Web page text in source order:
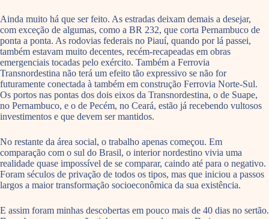
Ainda muito há que ser feito. As estradas deixam demais a desejar,
com exceção de algumas, como a BR 232, que corta Pernambuco de
ponta a ponta. As rodovias federais no Piauí, quando por lá passei,
também estavam muito decentes, recém-recapeadas em obras
emergenciais tocadas pelo exército. Também a Ferrovia
Transnordestina não terá um efeito tão expressivo se não for
futuramente conectada à também em construção Ferrovia Norte-Sul.
Os portos nas pontas dos dois eixos da Transnordestina, o de Suape,
no Pernambuco, e o de Pecém, no Ceará, estão já recebendo vultosos
investimentos e que devem ser mantidos.
No restante da área social, o trabalho apenas começou. Em
comparação com o sul do Brasil, o interior nordestino vivia uma
realidade quase impossível de se comparar, caindo até para o negativo.
Foram séculos de privação de todos os tipos, mas que iniciou a passos
largos a maior transformação socioeconômica da sua existência.
E assim foram minhas descobertas em pouco mais de 40 dias no sertão.